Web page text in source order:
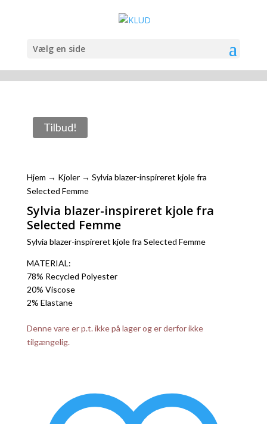
Vælg en side
Tilbud!
Hjem → Kjoler→ Sylvia blazer-inspireret kjole fra
Selected Femme
Sylvia blazer-inspireret kjole fra
Selected Femme
Sylvia blazer-inspireret kjole fra Selected Femme
MATERIAL:
78% Recycled Polyester
20% Viscose
2% Elastane
Denne vare er p.t. ikke på lager og er derfor ikke
tilgængelig.